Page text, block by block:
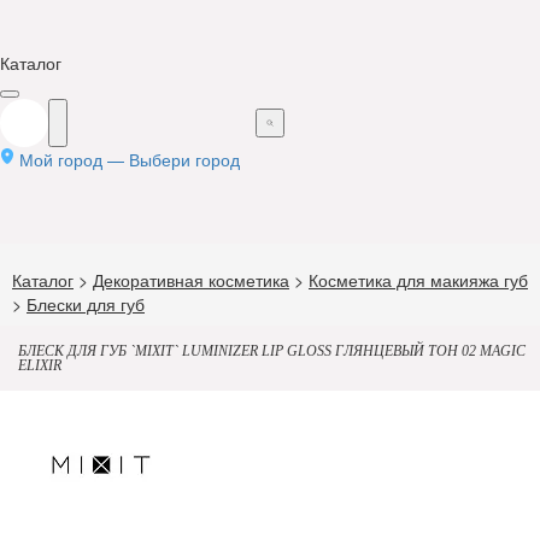
Каталог
Мой город — Выбери город
Каталог > Декоративная косметика > Косметика для макияжа губ
> Блески для губ
БЛЕСК ДЛЯ ГУБ `MIXIT` LUMINIZER LIP GLOSS ГЛЯНЦЕВЫЙ ТОН 02 MAGIC
ELIXIR